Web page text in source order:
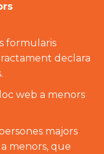
formularis
declara
web a menors
majors
menors, que